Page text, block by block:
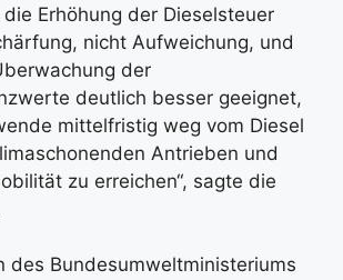
die Erhöhung der Dieselsteuer
nicht Aufweichung, und
der
deutlich besser geeignet,
mittelfristig weg vom Diesel
Antrieben und
zu erreichen“, sagte die
des Bundesumweltministeriums